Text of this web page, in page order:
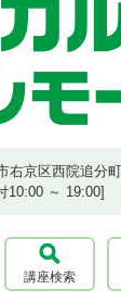
右京区西院追分
10:00 ～ 19:00]
講座検索